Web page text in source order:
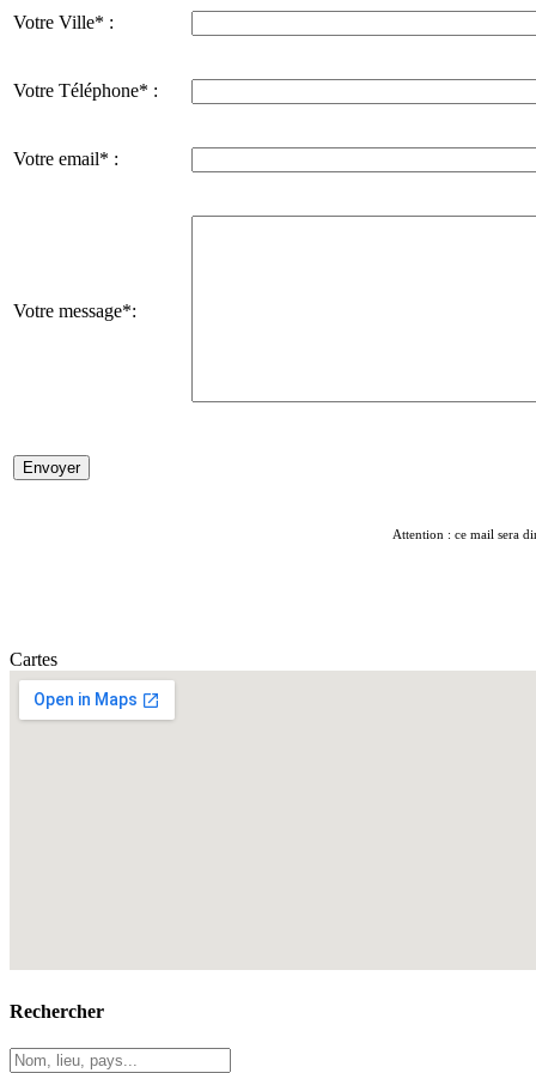
Votre Ville* :
Votre Téléphone* :
Votre email* :
Votre message*:
Attention : ce mail sera
Cartes
Rechercher